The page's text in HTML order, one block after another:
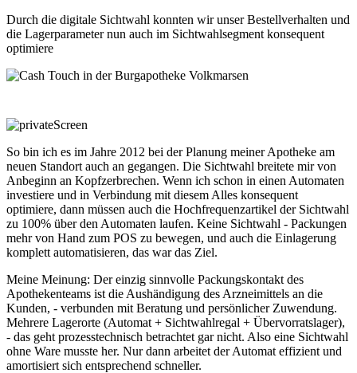
Durch die digitale Sichtwahl konnten wir unser Bestellverhalten und
die Lagerparameter nun auch im Sichtwahlsegment konsequent
optimiere
So bin ich es im Jahre 2012 bei der Planung meiner Apotheke am
neuen Standort auch an gegangen. Die Sichtwahl breitete mir von
Anbeginn an Kopfzerbrechen. Wenn ich schon in einen Automaten
investiere und in Verbindung mit diesem Alles konsequent
optimiere, dann müssen auch die Hochfrequenzartikel der Sichtwahl
zu 100% über den Automaten laufen. Keine Sichtwahl - Packungen
mehr von Hand zum POS zu bewegen, und auch die Einlagerung
komplett automatisieren, das war das Ziel.
Meine Meinung: Der einzig sinnvolle Packungskontakt des
Apothekenteams ist die Aushändigung des Arzneimittels an die
Kunden, - verbunden mit Beratung und persönlicher Zuwendung.
Mehrere Lagerorte (Automat + Sichtwahlregal + Übervorratslager),
- das geht prozesstechnisch betrachtet gar nicht. Also eine Sichtwahl
ohne Ware musste her. Nur dann arbeitet der Automat effizient und
amortisiert sich entsprechend schneller.